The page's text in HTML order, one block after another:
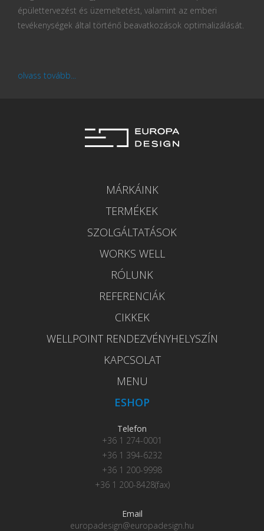
épülettervezést és üzemeltetést, valamint az emberi
tevékenységek által történő beavatkozások optimalizálását.
olvass tovább...
MÁRKÁINK
TERMÉKEK
SZOLGÁLTATÁSOK
WORKS WELL
RÓLUNK
REFERENCIÁK
CIKKEK
WELLPOINT RENDEZVÉNYHELYSZÍN
KAPCSOLAT
MENU
ESHOP
Telefon
+36 1 274-0001
+36 1 394-6232
+36 1 200-9998
+36 1 200-8428(fax)
Email
europadesign@europadesign.hu